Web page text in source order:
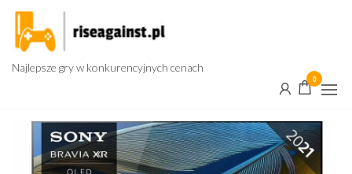
Przejdź
treści
Najlepsze gry w konkurencyjnych cenach
0